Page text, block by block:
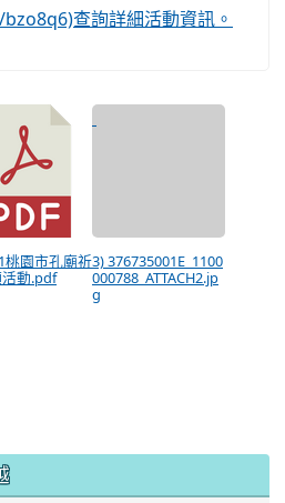
查詢詳細活動資訊。
桃園市孔廟祈
動.pdf
3) 376735001E_1100
000788_ATTACH2.jp
g